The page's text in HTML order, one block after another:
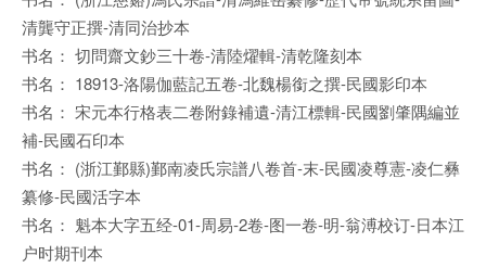
清龔守正撰-清同治抄本
书名： 切問齋文鈔三十卷-清陸燿輯-清乾隆刻本
书名： 18913-洛陽伽藍記五卷-北魏楊銜之撰-民國影印本
书名： 宋元本行格表二卷附錄補遺-清江標輯-民國劉肇隅編並
補-民國石印本
书名： (浙江鄞縣)鄞南凌氏宗譜八卷首-末-民國凌尊憲-凌仁彝
纂修-民國活字本
书名： 魁本大字五经-01-周易-2卷-图一卷-明-翁溥校订-日本江
户时期刊本